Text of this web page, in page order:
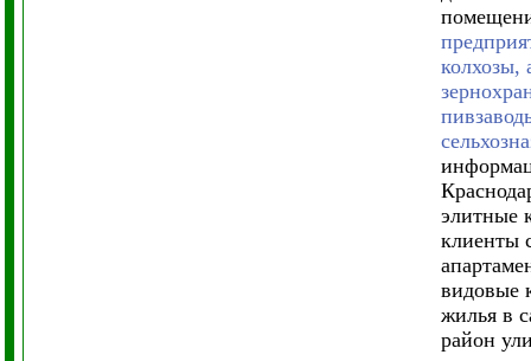
элитные
клиенты
видовые
жилья в
район